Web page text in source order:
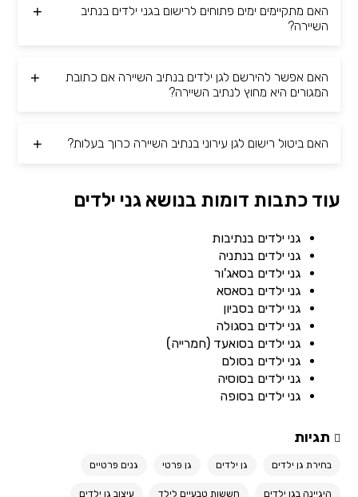
האם מתקיימים ימים פתוחים לרישום בגני ילדים בנתיב
השיירה?
האם אפשר להירשם לגן ילדים בנתיב השיירה אם כתובת
המגורים היא מחוץ לנתיב השיירה?
האם ביטול רישום לגן עירוני בנתיב השיירה כרוך בעלות?
עוד כתבות דומות בנושא גני ילדים
גני ילדים בנתיבות
גני ילדים בנתניה
גני ילדים בסאג'ור
גני ילדים בסאסא
גני ילדים בסביון
גני ילדים בסגולה
גני ילדים בסואעד (חמרייה)
גני ילדים בסולם
גני ילדים בסוסיה
גני ילדים בסופה
תגיות
בחירת גן ילדים גן ילדים גן פרטי גנים פרטיים
היגיינה בגן ילדים חששות טבעיים לילד עיצוב גן ילדים